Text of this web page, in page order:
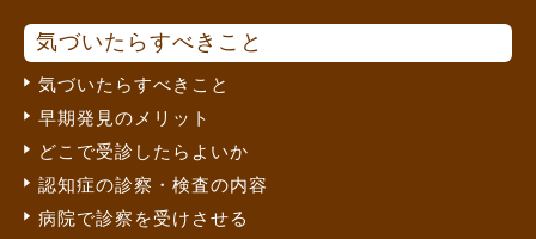
気づいたらすべきこと
気づいたらすべきこと
早期発見のメリット
どこで受診したらよいか
認知症の診察・検査の内容
病院で診察を受けさせる